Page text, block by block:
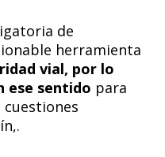
de
herramienta
vial, por lo
ese sentido para
cuestiones